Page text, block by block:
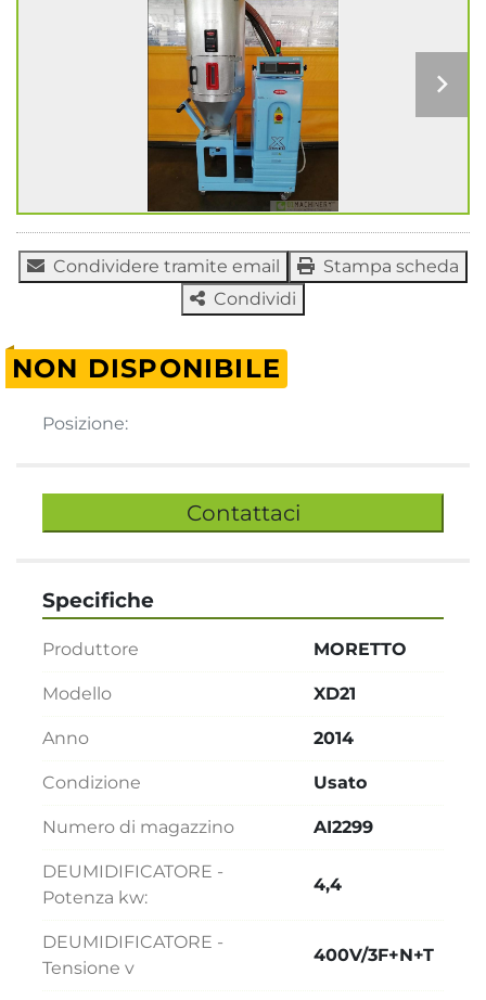
Condividere tramite email
Stampa scheda
Condividi
NON DISPONIBILE
Posizione:
Contattaci
Specifiche
Produttore MORETTO
Modello XD21
Anno 2014
Condizione Usato
Numero di magazzino AI2299
DEUMIDIFICATORE -
Potenza kw:
4,4
DEUMIDIFICATORE -
Tensione v
400V/3F+N+T